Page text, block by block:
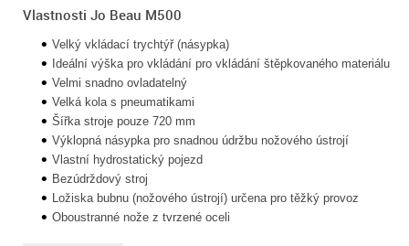
Vlastnosti Jo Beau M500
Velký vkládací trychtýř (násypka)
Ideální výška pro vkládání pro vkládání štěpkovaného materiálu
Velmi snadno ovladatelný
Velká kola s pneumatikami
Šířka stroje pouze 720 mm
Výklopná násypka pro snadnou údržbu nožového ústrojí
Vlastní hydrostatický pojezd
Bezúdrždový stroj
Ložiska bubnu (nožového ústrojí) určena pro těžký provoz
Oboustranné nože z tvrzené oceli